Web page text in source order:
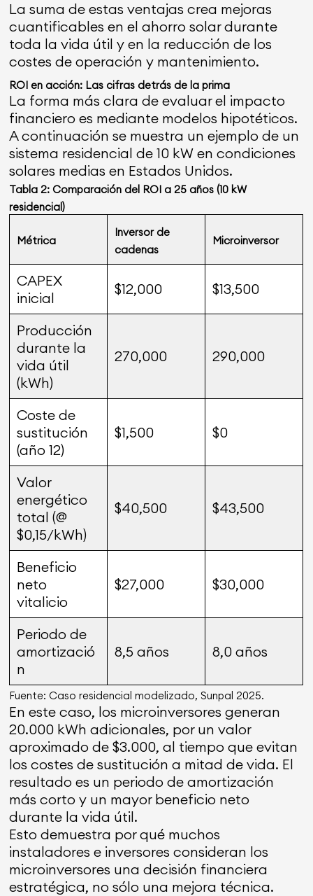
La suma de estas ventajas crea mejoras
cuantificables en el ahorro solar durante
toda la vida útil y en la reducción de los
costes de operación y mantenimiento.
ROI en acción: Las cifras detrás de la prima
La forma más clara de evaluar el impacto
financiero es mediante modelos hipotéticos.
A continuación se muestra un ejemplo de un
sistema residencial de 10 kW en condiciones
solares medias en Estados Unidos.
Tabla 2: Comparación del ROI a 25 años (10 kW
residencial)
Métrica
Inversor de
cadenas
Microinversor
CAPEX
inicial
$12,000 $13,500
Producción
durante la
vida útil
(kWh)
270,000 290,000
Coste de
sustitución
(año 12)
$1,500 $0
Valor
energético
total (@
$0,15/kWh)
$40,500 $43,500
Beneficio
neto
vitalicio
$27,000 $30,000
Periodo de
amortizació
n
8,5 años 8,0 años
Fuente: Caso residencial modelizado, Sunpal 2025.
En este caso, los microinversores generan
20.000 kWh adicionales, por un valor
aproximado de $3.000, al tiempo que evitan
los costes de sustitución a mitad de vida. El
resultado es un periodo de amortización
más corto y un mayor beneficio neto
durante la vida útil.
Esto demuestra por qué muchos
instaladores e inversores consideran los
microinversores una decisión financiera
estratégica, no sólo una mejora técnica.